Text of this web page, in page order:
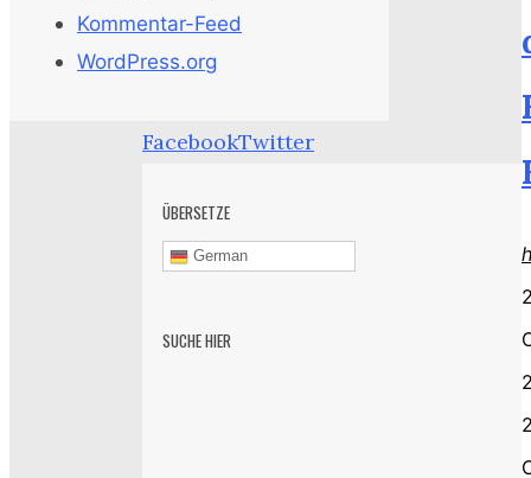
Kommentar-Feed
WordPress.org
FacebookTwitter
ÜBERSETZE
German
SUCHE HIER